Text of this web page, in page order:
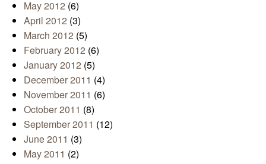
May 2012 (6)
April 2012 (3)
March 2012 (5)
February 2012 (6)
January 2012 (5)
December 2011 (4)
November 2011 (6)
October 2011 (8)
September 2011 (12)
June 2011 (3)
May 2011 (2)